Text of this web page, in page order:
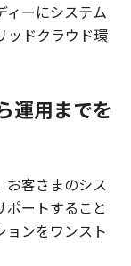
ィーにシステム
ッドクラウド環
運用までを
お客さまのシス
ートすること
ョンをワンスト